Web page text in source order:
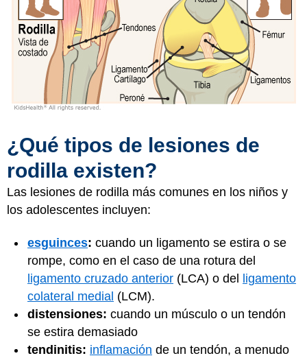
¿Qué tipos de lesiones de
rodilla existen?
Las lesiones de rodilla más comunes en los niños y
los adolescentes incluyen:
esguinces: cuando un ligamento se estira o se
rompe, como en el caso de una rotura del
ligamento cruzado anterior (LCA) o del
ligamento
colateral medial (LCM).
distensiones: cuando un músculo o un tendón
se estira demasiado
tendinitis: inflamación de un tendón, a menudo